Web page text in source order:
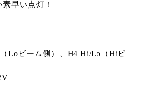
早い点灯！
Loビーム側）、H4 Hi/Lo（Hiビ